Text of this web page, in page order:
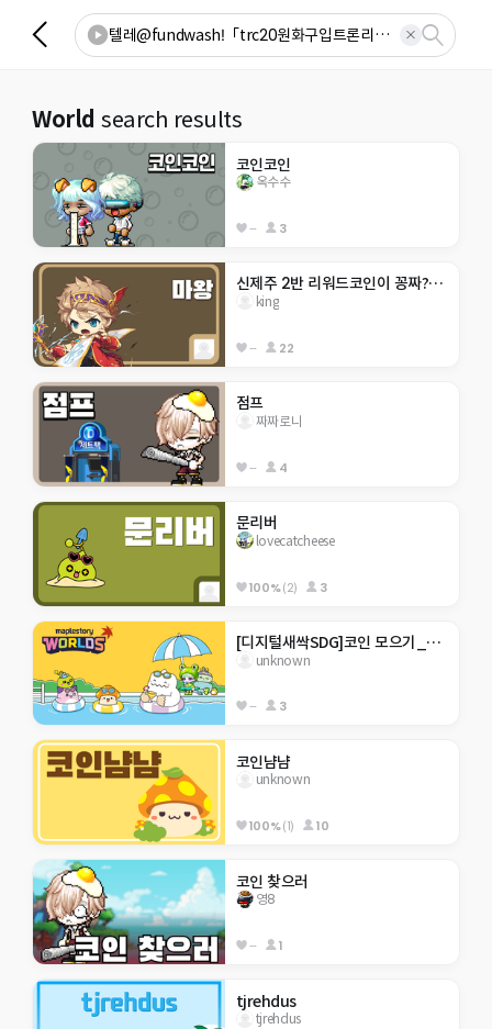
World search results
코인코인
옥수수
-- 3
신제주 2반 리워드코인이 꽁짜???!!!!!!
king
-- 22
점프
짜짜로니
-- 4
문리버
lovecatcheese
100%(2) 3
[디지털새싹SDG]코인 모으기_행현초 5-2
unknown
-- 3
코인냠냠
unknown
100%(1) 10
코인 찾으러
영8
-- 1
tjrehdus
tjrehdus